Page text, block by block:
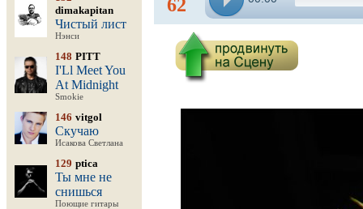
dimakapitan
Чистый лист
Нэнси
148 PITT
I'Ll Meet You
At Midnight
Smokie
146 vitgol
Скучаю
Исакова Светлана
129 ptica
Ты мне не
снишься
Поющие гитары
62